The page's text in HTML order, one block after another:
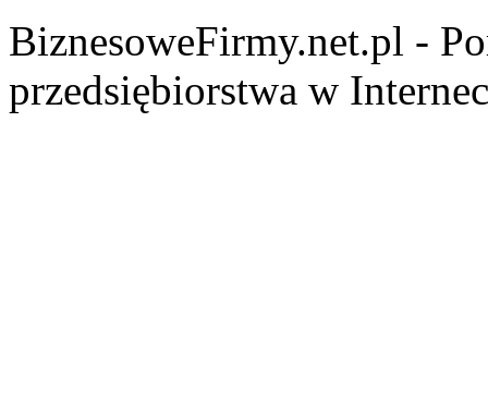
BiznesoweFirmy.net.pl -
przedsiębiorstwa w